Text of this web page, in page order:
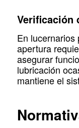
Verificación
En lucernarios
apertura
asegurar
lubricación
mantiene el